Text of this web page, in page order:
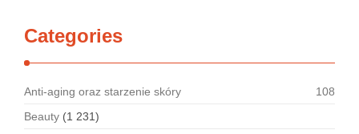
Categories
Anti-aging oraz starzenie skóry
108
Beauty (1 231)